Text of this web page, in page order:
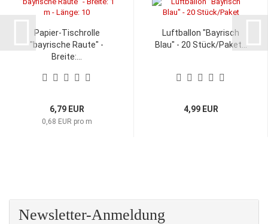
Papier-Tischrolle
"bayrische Raute" -
Breite:...
6,79 EUR
0,68 EUR pro m
Luftballon "Bayrisch
Blau" - 20 Stück/Paket...
4,99 EUR
Newsletter-Anmeldung